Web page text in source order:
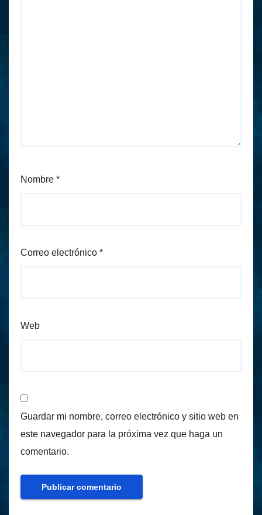
Nombre *
Correo electrónico *
Web
Guardar mi nombre, correo electrónico y sitio web en
este navegador para la próxima vez que haga un
comentario.